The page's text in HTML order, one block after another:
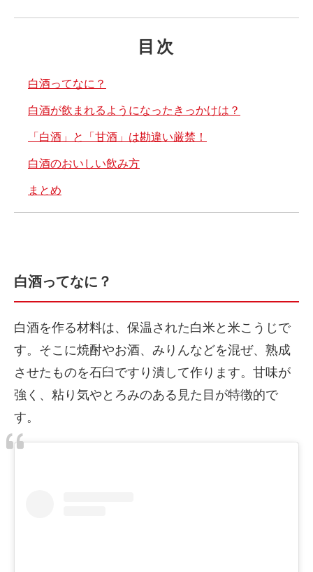
目次
白酒ってなに？
白酒が飲まれるようになったきっかけは？
「白酒」と「甘酒」は勘違い厳禁！
白酒のおいしい飲み方
まとめ
白酒ってなに？
白酒を作る材料は、保温された白米と米こうじで
す。そこに焼酎やお酒、みりんなどを混ぜ、熟成
させたものを石臼ですり潰して作ります。甘味が
強く、粘り気やとろみのある見た目が特徴的で
す。